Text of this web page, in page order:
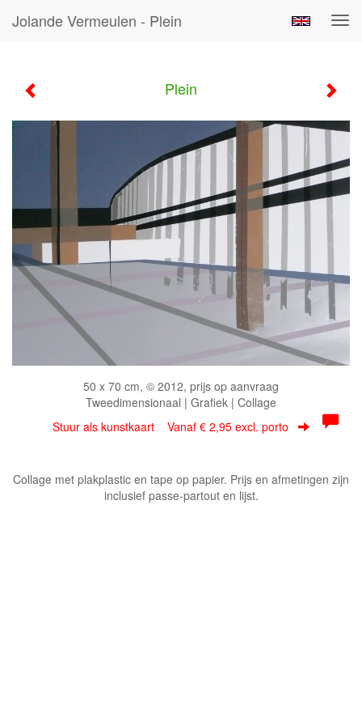
Jolande Vermeulen - Plein
Plein
50 x 70 cm, © 2012, prijs op aanvraag
Tweedimensionaal | Grafiek | Collage
Stuur als kunstkaart Vanaf € 2,95 excl. porto
Collage met plakplastic en tape op papier. Prijs en afmetingen zijn
inclusief passe-partout en lijst.